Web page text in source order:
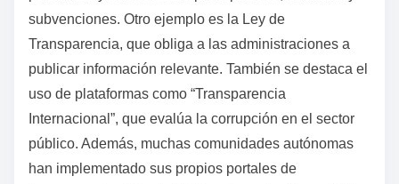
subvenciones. Otro ejemplo es la Ley de
Transparencia, que obliga a las administraciones a
publicar información relevante. También se destaca el
uso de plataformas como “Transparencia
Internacional”, que evalúa la corrupción en el sector
público. Además, muchas comunidades autónomas
han implementado sus propios portales de